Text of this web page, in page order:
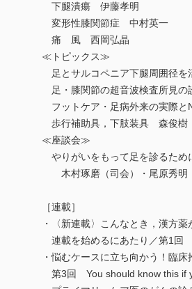
下腿潰瘍 伊藤孝明
変形性膝関節症 中村英一
痛 風 西岡弘晶
≪トピックス≫
足とサルコペニア下腿周囲径
足・膝関節の超音波検査所見
フットケア・足病外来の実際
歩行補助具，下肢装具 森俊樹
≪座談会≫
やりがいをもって足を診るため
木村琢磨（司会）・尾原秀明
［連載］
・〈新連載〉こんなとき，漢方
連載を始めるにあたり／第1
・悩むケースに立ち向かう！臨
第3回 You should know this if